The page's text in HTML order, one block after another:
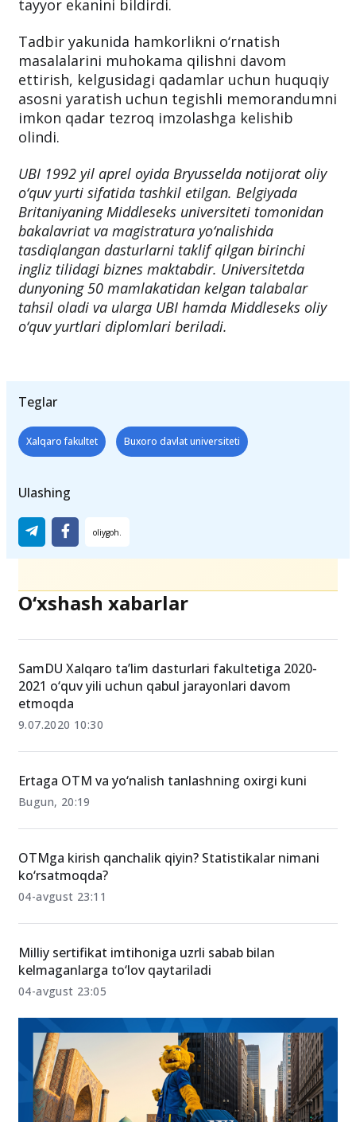
tayyor ekanini bildirdi.
Tadbir yakunida hamkorlikni o‘rnatish
masalalarini muhokama qilishni davom
ettirish, kelgusidagi qadamlar uchun huquqiy
asosni yaratish uchun tegishli memorandumni
imkon qadar tezroq imzolashga kelishib
olindi.
UBI 1992 yil aprel oyida Bryusselda notijorat oliy
o‘quv yurti sifatida tashkil etilgan. Belgiyada
Britaniyaning Middleseks universiteti tomonidan
bakalavriat va magistratura yo‘nalishida
tasdiqlangan dasturlarni taklif qilgan birinchi
ingliz tilidagi biznes maktabdir. Universitetda
dunyoning 50 mamlakatidan kelgan talabalar
tahsil oladi va ularga UBI hamda Middleseks oliy
o‘quv yurtlari diplomlari beriladi.
Teglar
Xalqaro fakultet Buxoro davlat universiteti
Ulashing
O‘xshash xabarlar
SamDU Xalqaro ta’lim dasturlari fakultetiga 2020-
2021 o‘quv yili uchun qabul jarayonlari davom
etmoqda
9.07.2020 10:30
Ertaga OTM va yo‘nalish tanlashning oxirgi kuni
Bugun, 20:19
OTMga kirish qanchalik qiyin? Statistikalar nimani
ko‘rsatmoqda?
04-avgust 23:11
Milliy sertifikat imtihoniga uzrli sabab bilan
kelmaganlarga to‘lov qaytariladi
04-avgust 23:05